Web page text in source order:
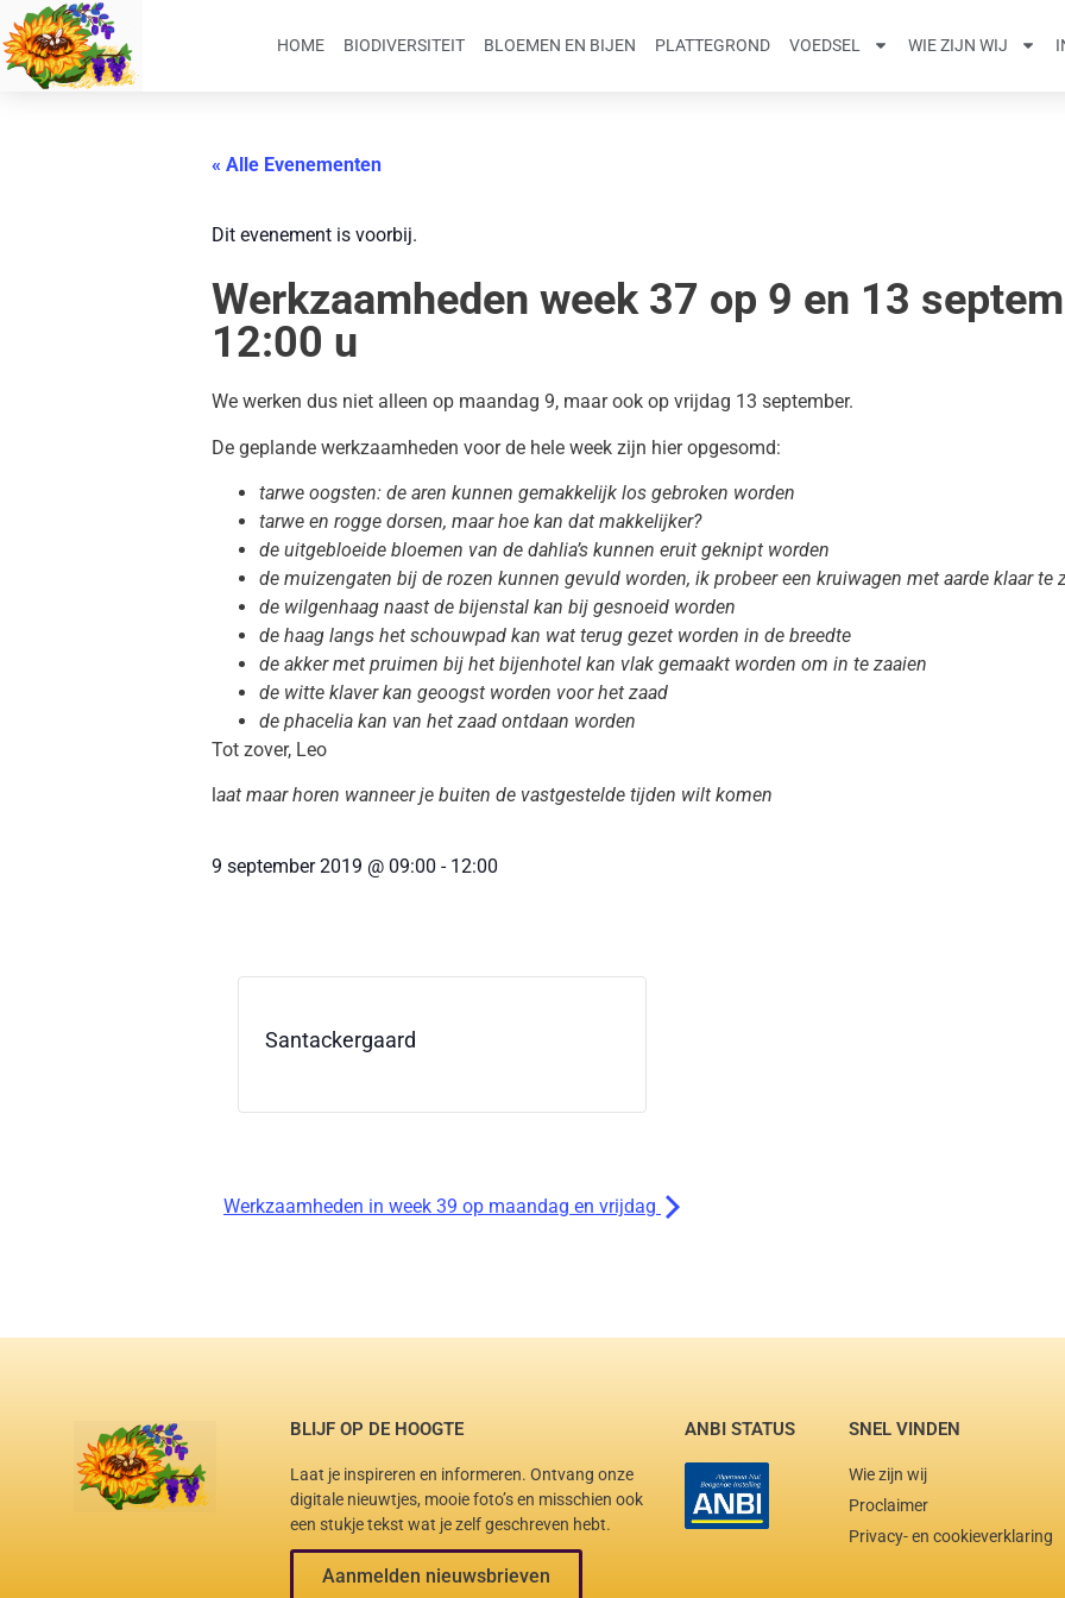
HOME BIODIVERSITEIT BLOEMEN EN BIJEN PLATTEGROND VOEDSEL WIE ZIJN WIJ
« Alle Evenementen
Dit evenement is voorbij.
Werkzaamheden week 37 op 9 en 13
12:00 u
We werken dus niet alleen op maandag 9, maar ook op vrijdag 13 september.
De geplande werkzaamheden voor de hele week zijn hier opgesomd:
tarwe oogsten: de aren kunnen gemakkelijk los gebroken worden
tarwe en rogge dorsen, maar hoe kan dat makkelijker?
de uitgebloeide bloemen van de dahlia’s kunnen eruit geknipt worden
de muizengaten bij de rozen kunnen gevuld worden, ik probeer een kruiwagen met aarde klaar te
de wilgenhaag naast de bijenstal kan bij gesnoeid worden
de haag langs het schouwpad kan wat terug gezet worden in de breedte
de akker met pruimen bij het bijenhotel kan vlak gemaakt worden om in te zaaien
de witte klaver kan geoogst worden voor het zaad
de phacelia kan van het zaad ontdaan worden
Tot zover, Leo
aat maar horen wanneer je buiten de vastgestelde tijden wilt komen
9 september 2019 @ 09:00 - 12:00
Santackergaard
Werkzaamheden in week 39 op maandag en vrijdag
BLIJF OP DE HOOGTE
Laat je inspireren en informeren. Ontvang onze
digitale nieuwtjes, mooie foto’s en misschien ook
een stukje tekst wat je zelf geschreven hebt.
Aanmelden nieuwsbrieven
ANBI STATUS SNEL VINDEN
Wie zijn wij
Proclaimer
Privacy- en cookieverklaring